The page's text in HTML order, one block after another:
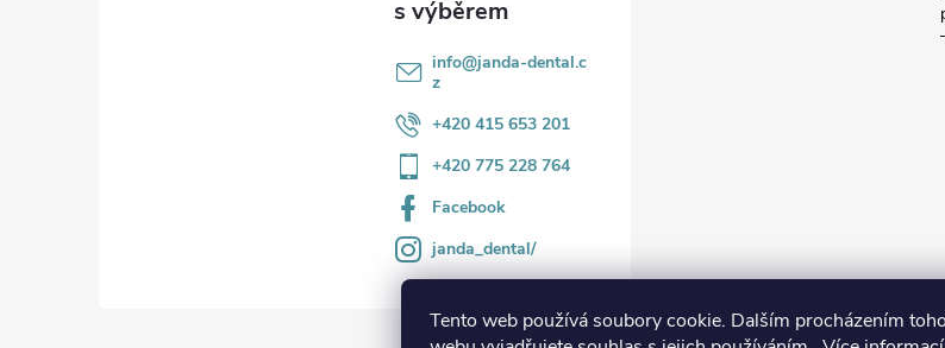
Tento web používá soubory cookie. Dalším procházením
info@janda-dental.c
z
+420 415 653 201
+420 775 228 764
Facebook
janda_dental/